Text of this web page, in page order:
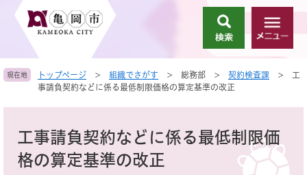
頭
す
飛
し
索
メ
ニ
ー
現在地 トップページ > 組織でさがす > 総務部 > 契約検査課 >
工
事請負契約などに係る最低制限価格の算定基準の改正
工事請負契約などに係る最低制限価
格の算定基準の改正